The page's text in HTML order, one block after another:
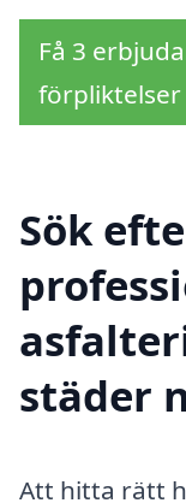
Få 3
förpliktelser
Sök
städer
Att hitta rätt